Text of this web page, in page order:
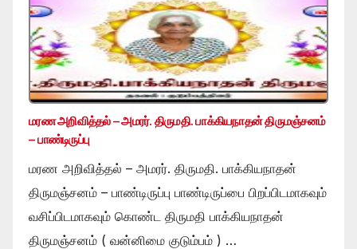
மரண அறிவித்தல் – அமரர். திருமதி. பாக்கியநாதன் திருமஞ்சனம்
– பாண்டிருப்பு
மரண அறிவித்தல் – அமரர். திருமதி. பாக்கியநாதன்
திருமஞ்சனம் – பாண்டிருப்பு பாண்டிருப்பை பிறப்பிடமாகவும்
வசிப்பிடமாகவும் கொண்ட திருமதி பாக்கியநாதன்
திருமஞ்சனம் ( வன்னிமை குடும்பம் ) …